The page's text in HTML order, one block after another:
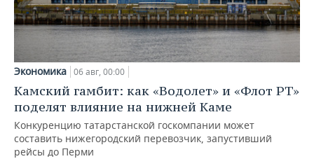
Экономика 06 авг, 00:00
Камский гамбит: как «Водолет» и «Флот РТ»
поделят влияние на нижней Каме
Конкуренцию татарстанской госкомпании может
составить нижегородский перевозчик, запустивший
рейсы до Перми